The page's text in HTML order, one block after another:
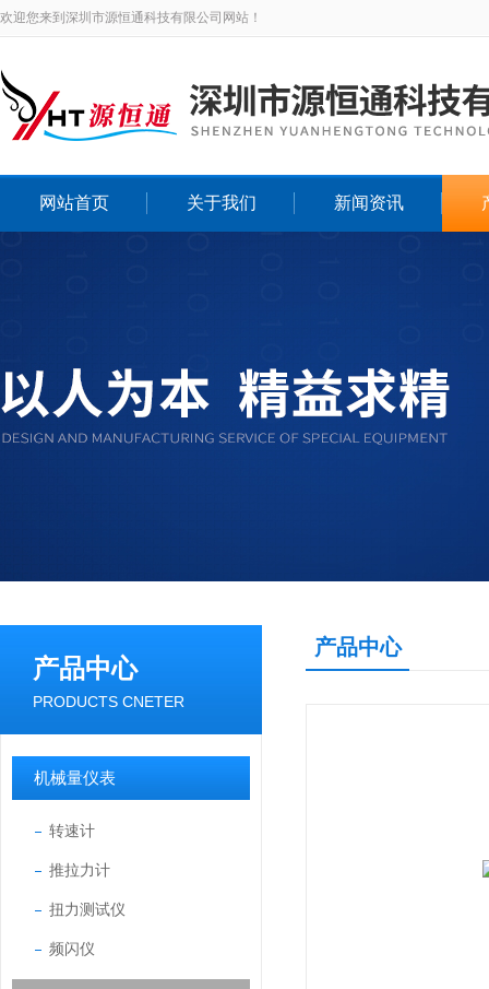
欢迎您来到深圳市源恒通科技有限公司网站！
网站首页 关于我们 新闻资讯
产品中心
PRODUCTS CNETER
机械量仪表
转速计
推拉力计
扭力测试仪
频闪仪
产品中心